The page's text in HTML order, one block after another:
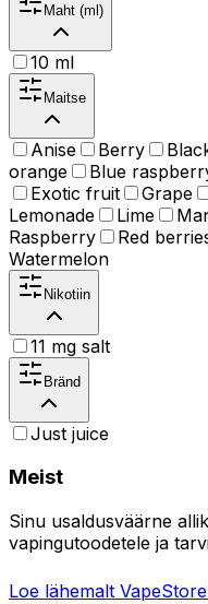
Maht (ml)
10 ml
Maitse
Anise Berry
orange
Blue
Exotic fruit
Grape
Lemonade
Lime
Raspberry
Red
Watermelon
Nikotiin
11 mg salt
Bränd
Just juice
Meist
Sinu usaldusväärne
vapingutoodetele ja
Loe lähemalt